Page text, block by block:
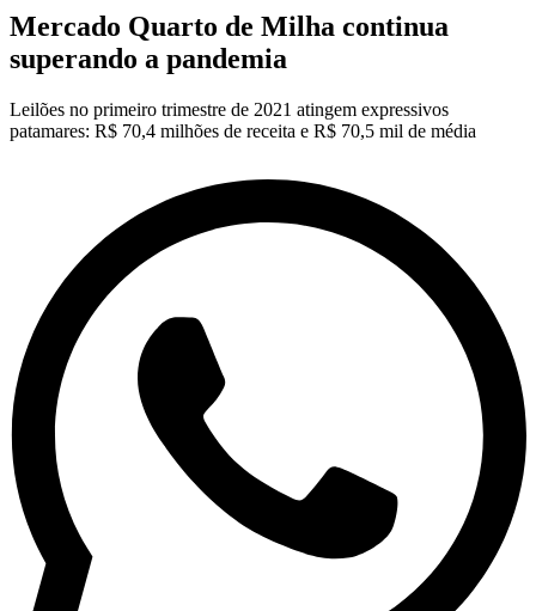
Mercado Quarto de Milha continua
superando a pandemia
Leilões no primeiro trimestre de 2021 atingem expressivos
patamares: R$ 70,4 milhões de receita e R$ 70,5 mil de média